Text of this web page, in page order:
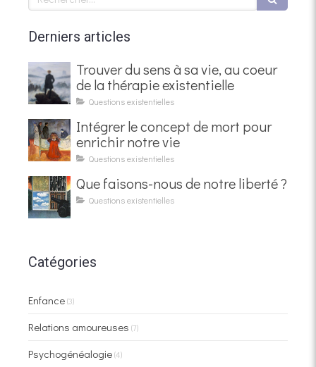
Derniers articles
Trouver du sens à sa vie, au coeur
de la thérapie existentielle
Questions existentielles
Intégrer le concept de mort pour
enrichir notre vie
Questions existentielles
Que faisons-nous de notre liberté ?
Questions existentielles
Catégories
Enfance(3)
Relations amoureuses (7)
Psychogénéalogie(4)